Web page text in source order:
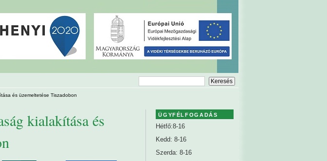
és üzemeltetése Tiszadobon
kialakítása és
ÜGYFÉLFOGADÁS
Hétfő:8-16
Kedd: 8-16
Szerda: 8-16